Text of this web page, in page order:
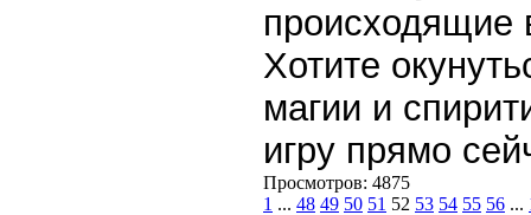
Хотите
магии и
игру прямо
Просмотров: 4875
1 ... 48 49 50 51 52 53 54 55 56 ...